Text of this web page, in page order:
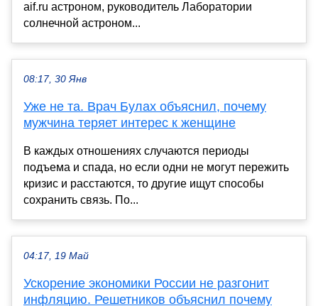
aif.ru астроном, руководитель Лаборатории
солнечной астроном...
08:17, 30 Янв
Уже не та. Врач Булах объяснил, почему
мужчина теряет интерес к женщине
В каждых отношениях случаются периоды
подъема и спада, но если одни не могут пережить
кризис и расстаются, то другие ищут способы
сохранить связь. По...
04:17, 19 Май
Ускорение экономики России не разгонит
инфляцию. Решетников объяснил почему